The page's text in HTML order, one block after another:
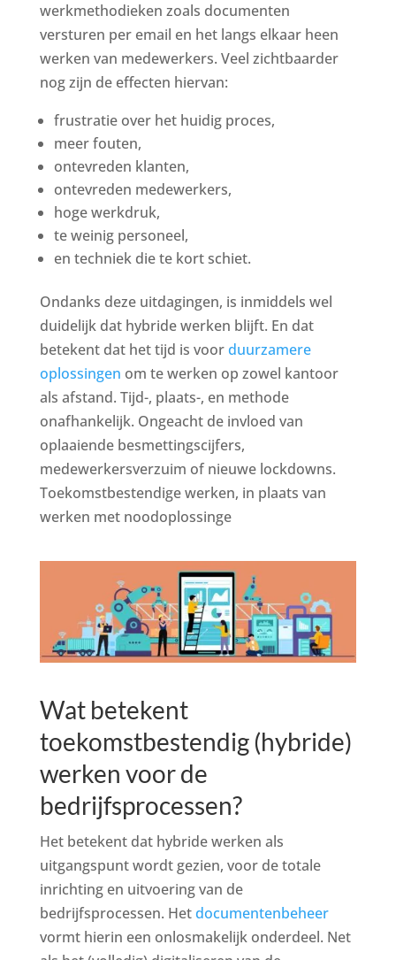
werkmethodieken zoals documenten
versturen per email en het langs elkaar heen
werken van medewerkers. Veel zichtbaarder
nog zijn de effecten hiervan:
frustratie over het huidig proces,
meer fouten,
ontevreden klanten,
ontevreden medewerkers,
hoge werkdruk,
te weinig personeel,
en techniek die te kort schiet.
Ondanks deze uitdagingen, is inmiddels wel
duidelijk dat hybride werken blijft. En dat
betekent dat het tijd is voorduurzamere
oplossingen om te werken op zowel kantoor
als afstand. Tijd-, plaats-, en methode
onafhankelijk. Ongeacht de invloed van
oplaaiende besmettingscijfers,
medewerkersverzuim of nieuwe lockdowns.
Toekomstbestendige werken, in plaats van
werken met noodoplossinge
Wat betekent
toekomstbestendig (hybride)
werken voor de
bedrijfsprocessen?
Het betekent dat hybride werken als
uitgangspunt wordt gezien, voor de totale
inrichting en uitvoering van de
bedrijfsprocessen. Hetdocumentenbeheer
vormt hierin een onlosmakelijk onderdeel. Net